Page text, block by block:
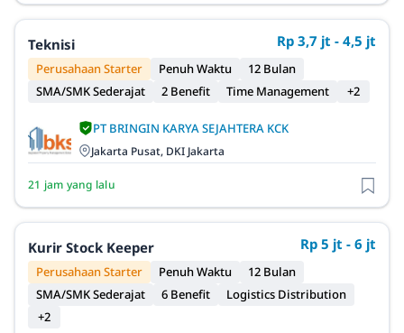
Teknisi Rp 3,7 jt - 4,5 jt
Perusahaan Starter Penuh Waktu
12 Bulan
SMA/SMK Sederajat
2 Benefit Time Management +2
PT BRINGIN KARYA SEJAHTERA KCK
Jakarta Pusat, DKI Jakarta
21 jam yang lalu
Kurir Stock Keeper Rp 5 jt - 6 jt
Perusahaan Starter Penuh Waktu
12 Bulan
SMA/SMK Sederajat
6 Benefit
Logistics Distribution
+2